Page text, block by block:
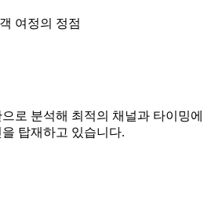
여정의 정점
로 분석해 최적의 채널과 타이밍
탑재하고 있습니다.